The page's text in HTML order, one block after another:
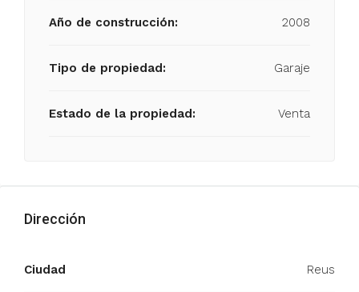
Año de construcción: 2008
Tipo de propiedad: Garaje
Estado de la propiedad: Venta
Dirección
Ciudad Reus